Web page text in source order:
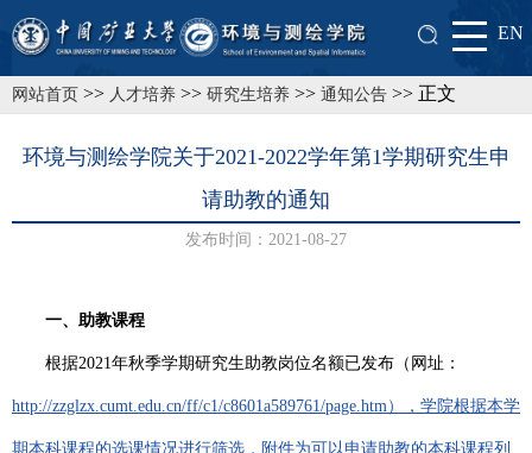
EN
网站首页 >> 人才培养 >> 研究生培养 >> 通知公告 >> 正文
环境与测绘学院关于2021-2022学年第1学期研究生申
请助教的通知
发布时间：2021-08-27
一、助教课程
根据2021年秋季学期研究生助教岗位名额已发布（网址：
http://zzglzx.cumt.edu.cn/ff/c1/c8601a589761/page.htm），学院根据本学
期本科课程的选课情况进行筛选 ， 附件为可以申请助教的本科课程列